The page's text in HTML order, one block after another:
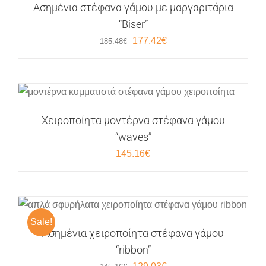
Ασημένια στέφανα γάμου με μαργαριτάρια
“Biser”
185.48€
Original
185.48€.
177.42€Η
είναι:
Χειροποίητα μοντέρνα στέφανα γάμου
“waves”
145.16€
Sale!
Ασημένια χειροποίητα στέφανα γάμου
“ribbon”